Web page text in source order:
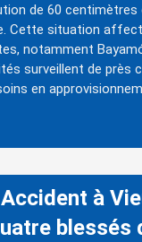
de 60 centimètres
Cette situation
notamment
surveillent de près
en
à
blessés